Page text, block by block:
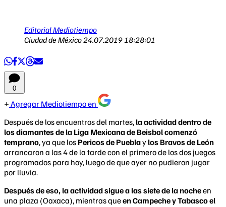
Editorial Mediotiempo
Ciudad de México24.07.2019 18:28:01
0
Agregar Mediotiempo en
Después de los encuentros del martes, la actividad dentro de
los diamantes de la Liga Mexicana de Beisbol comenzó
temprano, ya que los Pericos de Pueblay los Bravos de León
arrancaron a las 4 de la tarde con el primero de los dos juegos
programados para hoy, luego de que ayer no pudieron jugar
por lluvia.
Después de eso, la actividad sigue a las siete de la nocheen
una plaza (Oaxaca), mientras queen Campeche y Tabasco el